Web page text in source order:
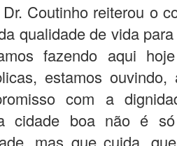
Coutinho reiterou o
qualidade de vida
fazendo aqui
estamos ouvindo,
com a
cidade boa não é
mas que cuida,